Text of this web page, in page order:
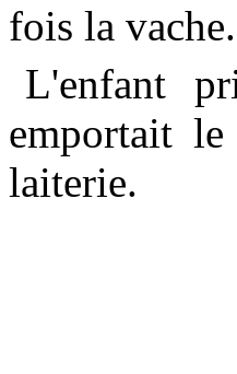
fois la vache.
L'enfant
emportait
laiterie.